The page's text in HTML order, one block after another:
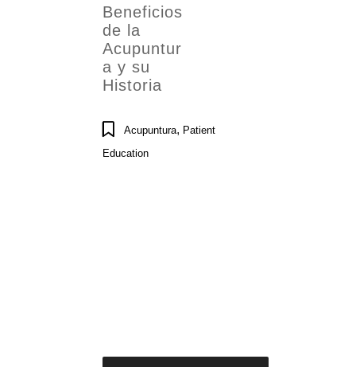
Beneficios
de la
Acupuntur
a y su
Historia
Acupuntura, Patient
Education